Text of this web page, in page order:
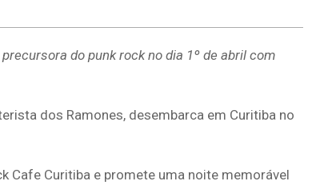
do punk rock no dia 1º de abril com
dos Ramones, desembarca em Curitiba no
Cafe Curitiba e promete uma noite memorável